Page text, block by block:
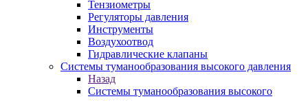
Тензиометры
Регуляторы давления
Инструменты
Воздухоотвод
Гидравлические клапаны
Системы туманообразования высокого давления
Назад
Системы туманообразования высокого